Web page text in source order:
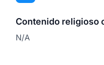
Contenido religioso
N/A